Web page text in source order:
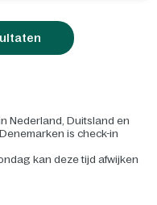
Nederland, Duitsland en
is check-in
kan deze tijd afwijken